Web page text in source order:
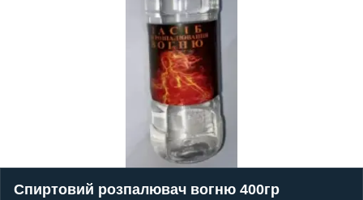
Спиртовий розпалювач вогню 400гр